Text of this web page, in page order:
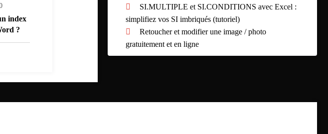
index
?
SI.MULTIPLE et SI.CONDITIONS avec Excel :
simplifiez vos SI imbriqués (tutoriel)
Retoucher et modifier une image / photo
gratuitement et en ligne